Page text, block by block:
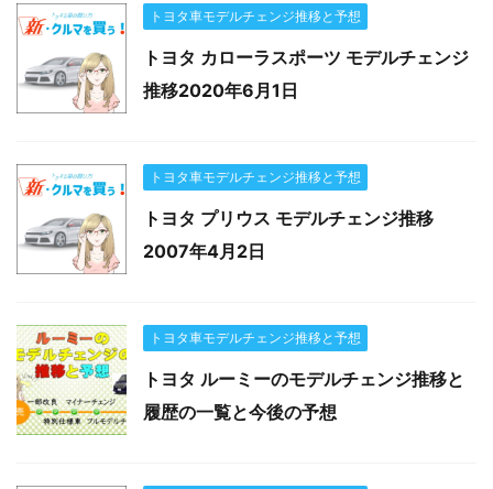
トヨタ車モデルチェンジ推移と予想
トヨタ カローラスポーツ モデルチェンジ
推移2020年6月1日
トヨタ車モデルチェンジ推移と予想
トヨタ プリウス モデルチェンジ推移
2007年4月2日
トヨタ車モデルチェンジ推移と予想
トヨタ ルーミーのモデルチェンジ推移と
履歴の一覧と今後の予想